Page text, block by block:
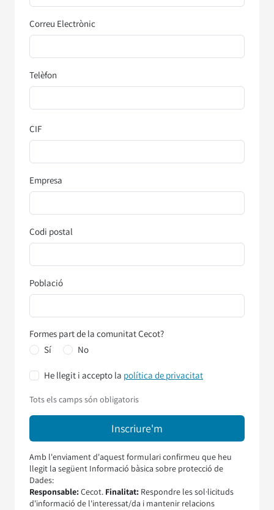
Correu Electrònic
Telèfon
CIF
Empresa
Codi postal
Població
Formes part de la comunitat Cecot?
Sí
No
He llegit i accepto la política de privacitat
Tots els camps són obligatoris
Amb l'enviament d'aquest formulari confirmeu que heu
llegit la següent Informació bàsica sobre protecció de
Dades:
Responsable:Cecot. Finalitat: Respondre les sol·licituds
d'informació de l'interessat/da i mantenir relacions